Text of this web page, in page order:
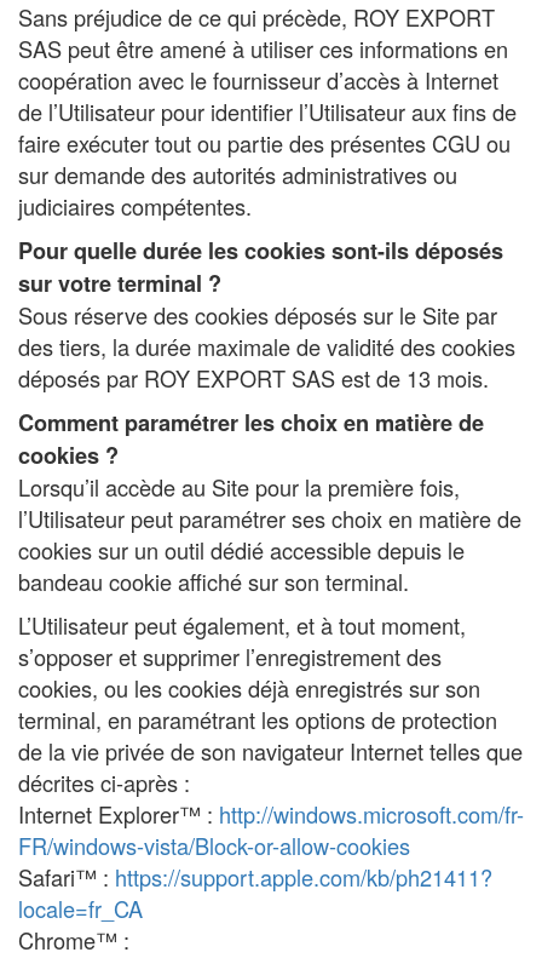
Sans préjudice de ce qui précède, ROY EXPORT
SAS peut être amené à utiliser ces informations en
coopération avec le fournisseur d’accès à Internet
de l’Utilisateur pour identifier l’Utilisateur aux fins de
faire exécuter tout ou partie des présentes CGU ou
sur demande des autorités administratives ou
judiciaires compétentes.
Pour quelle durée les cookies sont-ils déposés
sur votre terminal ?
Sous réserve des cookies déposés sur le Site par
des tiers, la durée maximale de validité des cookies
déposés par ROY EXPORT SAS est de 13 mois.
Comment paramétrer les choix en matière de
cookies ?
Lorsqu’il accède au Site pour la première fois,
l’Utilisateur peut paramétrer ses choix en matière de
cookies sur un outil dédié accessible depuis le
bandeau cookie affiché sur son terminal.
L’Utilisateur peut également, et à tout moment,
s’opposer et supprimer l’enregistrement des
cookies, ou les cookies déjà enregistrés sur son
terminal, en paramétrant les options de protection
de la vie privée de son navigateur Internet telles que
décrites ci-après :
Internet Explorer™ : http://windows.microsoft.com/fr-
FR/windows-vista/Block-or-allow-cookies
Safari™ : https://support.apple.com/kb/ph21411?
locale=fr_CA
Chrome™ :